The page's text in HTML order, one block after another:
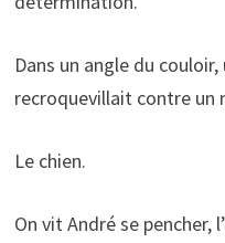
Dans un angle du
recroquevillait contre un
Le chien.
On vit André se pencher,